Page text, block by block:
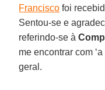
Francisco foi
Sentou-se e
referindo-se à
me encontrar com
geral.